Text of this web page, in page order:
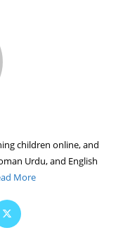
children online, and
Urdu, and English
More
Opens